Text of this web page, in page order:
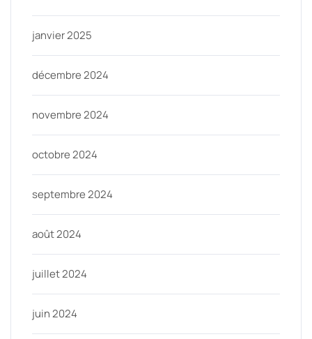
janvier 2025
décembre 2024
novembre 2024
octobre 2024
septembre 2024
août 2024
juillet 2024
juin 2024